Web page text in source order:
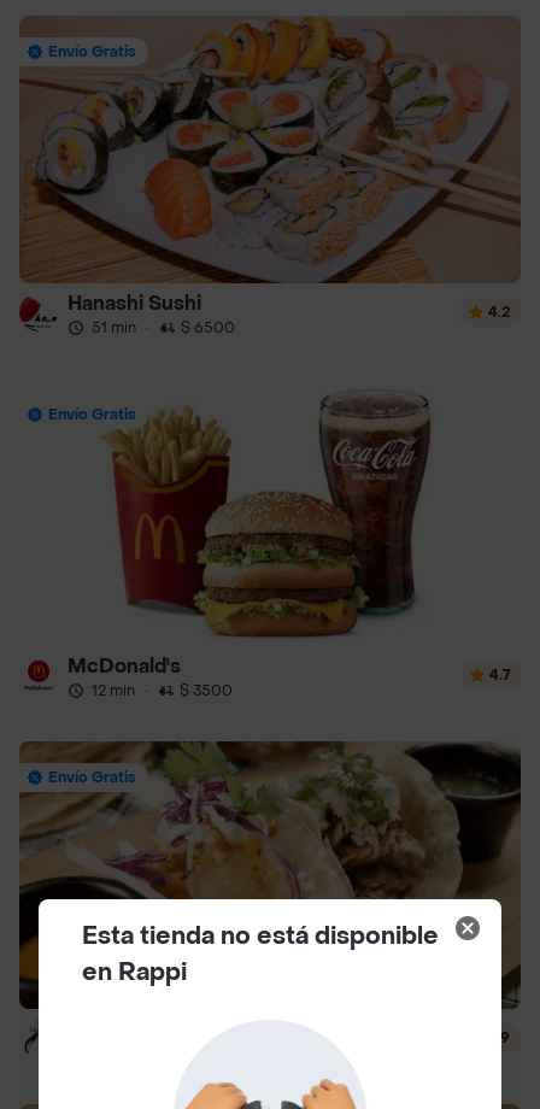
Envío Gratis
Hanashi Sushi
51 min · $ 6500
4.2
Envío Gratis
McDonald's
12 min · $ 3500
4.7
Envío Gratis
$ 4000
4.9
Esta tienda no está disponible
en Rappi